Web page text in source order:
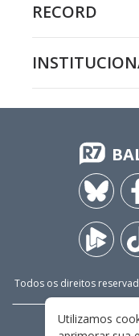
RECORD
Todos os direitos
Utilizamos